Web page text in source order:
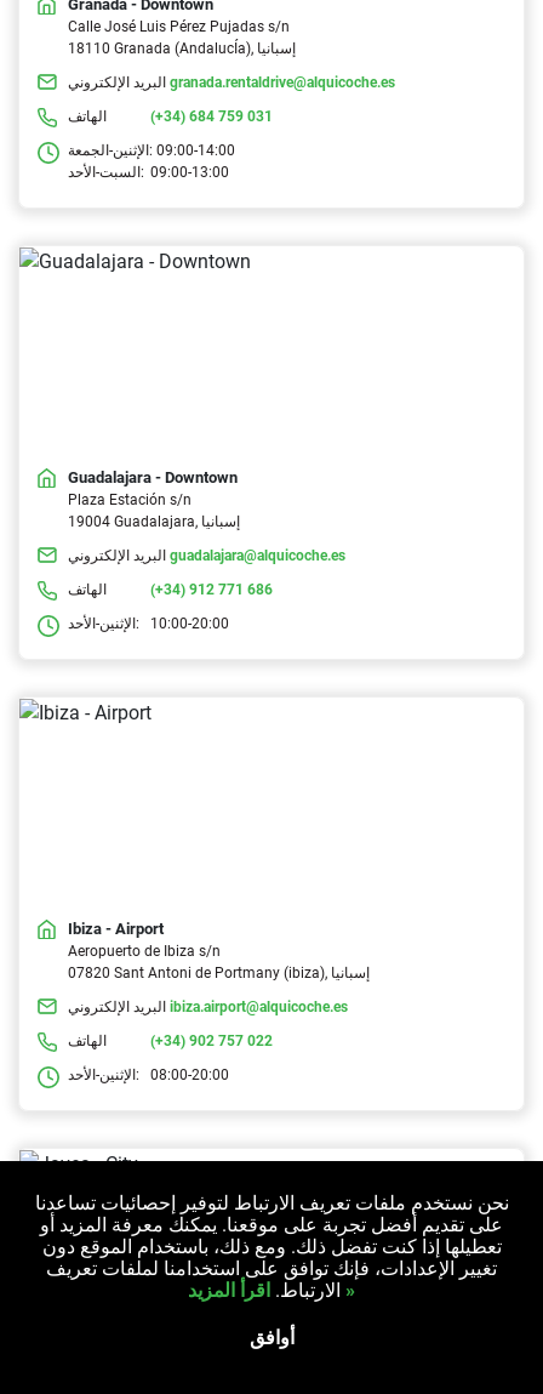
Granada - Downtown
Calle José Luis Pérez Pujadas s/n
18110 Granada (AndalucÍa), إسبانيا
البريد الإلكتروني granada.rentaldrive@alquicoche.es
الهاتف
(+34) 684 759 031
الإثنين-الجمعة: 09:00-14:00
السبت-الأحد: 09:00-13:00
Guadalajara - Downtown
Plaza Estación s/n
19004 Guadalajara, إسبانيا
البريد الإلكتروني guadalajara@alquicoche.es
الهاتف
(+34) 912 771 686
الإثنين-الأحد:
10:00-20:00
Ibiza - Airport
Aeropuerto de Ibiza s/n
07820 Sant Antoni de Portmany (ibiza), إسبانيا
البريد الإلكتروني ibiza.airport@alquicoche.es
الهاتف
(+34) 902 757 022
الإثنين-الأحد:
08:00-20:00
نحن نستخدم ملفات تعريف الارتباط لتوفير إحصائيات تساعدنا
على تقديم أفضل تجربة على موقعنا. يمكنك معرفة المزيد أو
تعطيلها إذا كنت تفضل ذلك. ومع ذلك، باستخدام الموقع دون
تغيير الإعدادات، فإنك توافق على استخدامنا لملفات تعريف
الارتباط. اقرأ المزيد »
أوافق